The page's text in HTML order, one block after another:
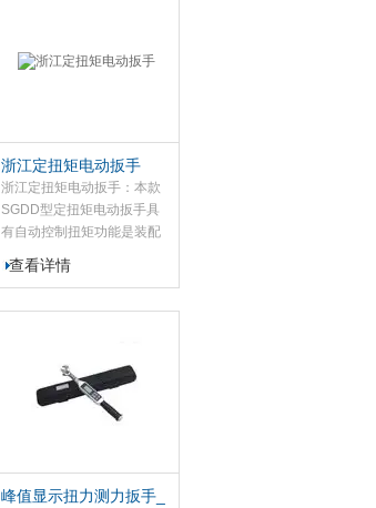
浙江定扭矩电动扳手
浙江定扭矩电动扳手：本款
SGDD型定扭矩电动扳手具
有自动控制扭矩功能是装配
螺纹件及螺栓的机械化施工
工具。我定扭矩电动扳手应
查看详情
峰值显示扭力测力扳手_